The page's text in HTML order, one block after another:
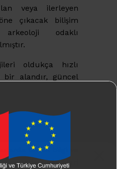
veya ilerleyen
çıkacak bilişim
arkeoloji odaklı
oldukça hızlı
bir alandır, güncel
alabilmektedir.
Pandemi süreci,
teknoloji
temel bilgi ve
eksikleri